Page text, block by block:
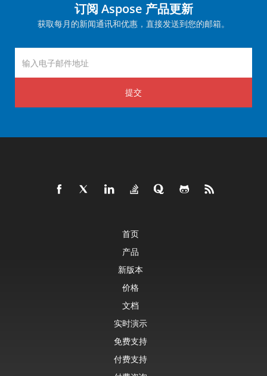
订阅 Aspose 产品更新
获取每月的新闻通讯和优惠，直接发送到您的邮箱。
提交
首页
产品
新版本
价格
文档
实时演示
免费支持
付费支持